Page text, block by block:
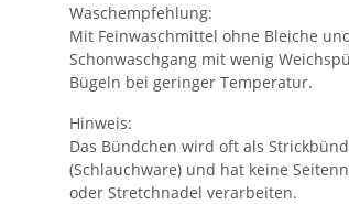
Waschempfehlung:
Mit Feinwaschmittel ohne Bleiche
Schonwaschgang mit wenig
Bügeln bei geringer Temperatur.
Hinweis:
Das Bündchen wird oft als
(Schlauchware) und hat keine
oder Stretchnadel verarbeiten.